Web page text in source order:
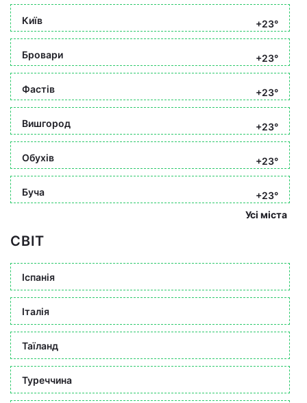
Київ +23°
Бровари +23°
Фастів +23°
Вишгород +23°
Обухів +23°
Буча
+23°
Усі міста
СВІТ
Іспанія
Італія
Таїланд
Туреччина